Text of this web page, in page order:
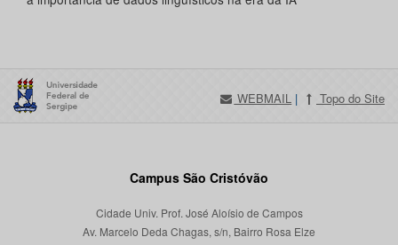
WEBMAIL | Topo do Site
Campus São Cristóvão
Cidade Univ. Prof. José Aloísio de Campos
Av. Marcelo Deda Chagas, s/n, Bairro Rosa Elze